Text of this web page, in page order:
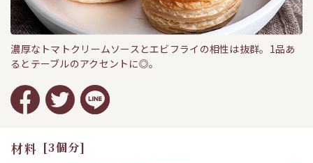
濃厚なトマトクリームソースとエビフライの相性は抜群。1品あ
るとテーブルのアクセントに◎。
材料 [3個分]